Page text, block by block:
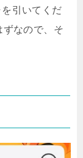
引いてくだ
ずなので、そ